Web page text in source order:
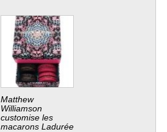
Matthew
Williamson
customise les
macarons Ladurée